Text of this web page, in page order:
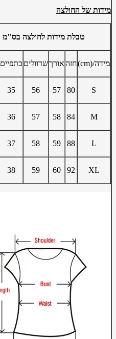
מידות של החולצה
טבלת מידות לחולצה בס"מ
מידה/(cm) חזהאורךשרוולים כתפיים
S
80
57
56
35
M
84
58
57
36
L
88
59
58
37
XL
92
60
59
38